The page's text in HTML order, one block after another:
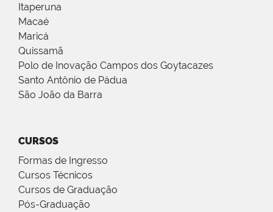
Itaperuna
Macaé
Maricá
Quissamã
Polo de Inovação Campos dos Goytacazes
Santo Antônio de Pádua
São João da Barra
CURSOS
Formas de Ingresso
Cursos Técnicos
Cursos de Graduação
Pós-Graduação